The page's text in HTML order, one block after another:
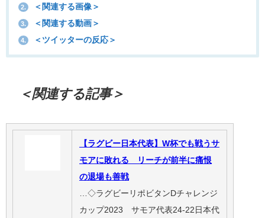
2. ＜関連する画像＞
3. ＜関連する動画＞
4. ＜ツイッターの反応＞
＜関連する記事＞
【ラグビー日本代表】W杯でも戦うサ
モアに敗れる リーチが前半に痛恨
の退場も善戦
…◇ラグビーリポビタンDチャレンジ
カップ2023 サモア代表24-22日本代